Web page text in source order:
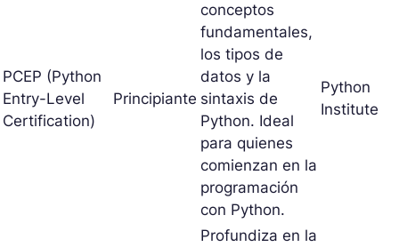
PCEP (Python
Entry-Level
Certification)
Principiante
conceptos
fundamentales,
los tipos de
datos y la
sintaxis de
Python. Ideal
para quienes
comienzan en la
programación
con Python.
Python
Institute
Profundiza en la